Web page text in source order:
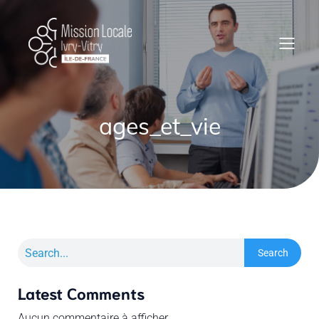
ages_et_vie
Search
Latest Comments